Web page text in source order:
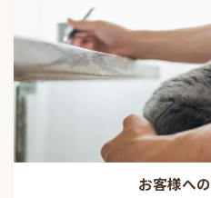
お客様へ